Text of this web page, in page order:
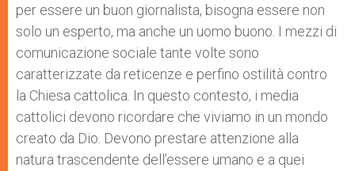
per essere un buon giornalista, bisogna essere non
solo un esperto, ma anche un uomo buono. I mezzi di
comunicazione sociale tante volte sono
caratterizzate da reticenze e perfino ostilità contro
la Chiesa cattolica. In questo contesto, i media
cattolici devono ricordare che viviamo in un mondo
creato da Dio. Devono prestare attenzione alla
natura trascendente dell’essere umano e a quei